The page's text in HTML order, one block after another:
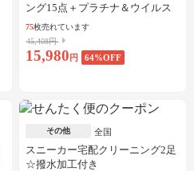
ング15点＋プラチナ＆ウイルス
加工
75枚売れています
45,408円
15,980 円 64%OFF
その他 全国
スニーカー宅配クリーニング2足
☆撥水加工付き